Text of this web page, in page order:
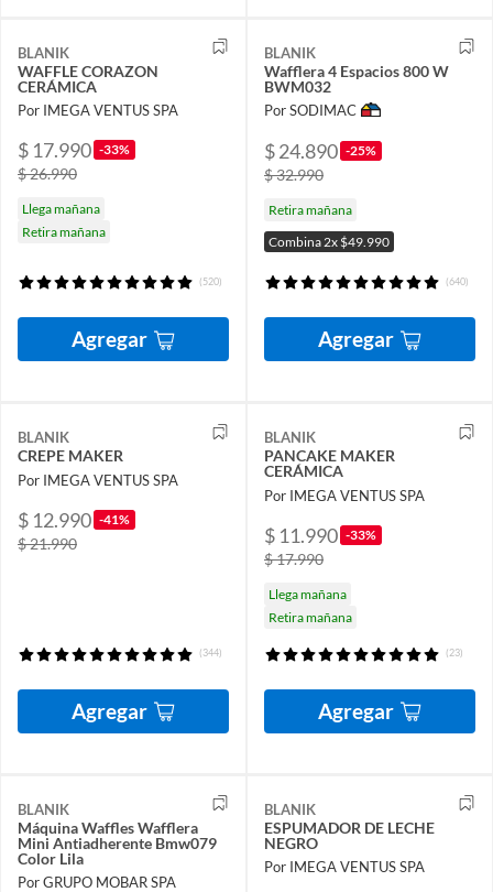
BLANIK
WAFFLE CORAZON
CERÁMICA
Por IMEGA VENTUS SPA
$ 17.990 -33%
$ 26.990
Llega mañana
Retira mañana
(520)
Agregar
BLANIK
Wafflera 4 Espacios 800 W
BWM032
Por SODIMAC
$ 24.890 -25%
$ 32.990
Retira mañana
Combina 2x $49.990
(640)
Agregar
BLANIK
CREPE MAKER
Por IMEGA VENTUS SPA
$ 12.990 -41%
$ 21.990
(344)
Agregar
BLANIK
PANCAKE MAKER
CERÁMICA
Por IMEGA VENTUS SPA
$ 11.990 -33%
$ 17.990
Llega mañana
Retira mañana
(23)
Agregar
BLANIK
Máquina Waffles Wafflera
Mini Antiadherente Bmw079
Color Lila
Por GRUPO MOBAR SPA
BLANIK
ESPUMADOR DE LECHE
NEGRO
Por IMEGA VENTUS SPA